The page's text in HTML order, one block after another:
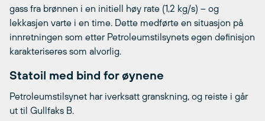
gass fra brønnen i en initiell høy rate (1,2 kg/s) – og
lekkasjen varte i en time. Dette medførte en situasjon på
innretningen som etter Petroleumstilsynets egen definisjon
karakteriseres som alvorlig.
Statoil med bind for øynene
Petroleumstilsynet har iverksatt granskning, og reiste i går
ut til Gullfaks B.